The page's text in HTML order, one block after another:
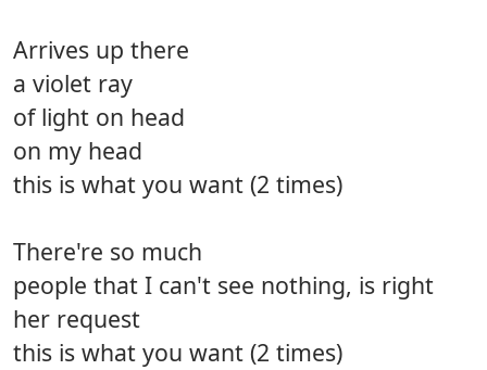
Arrives up there
a violet ray
of light on head
on my head
this is what you want (2 times)
There're so much
people that I can't see nothing, is right
her request
this is what you want (2 times)